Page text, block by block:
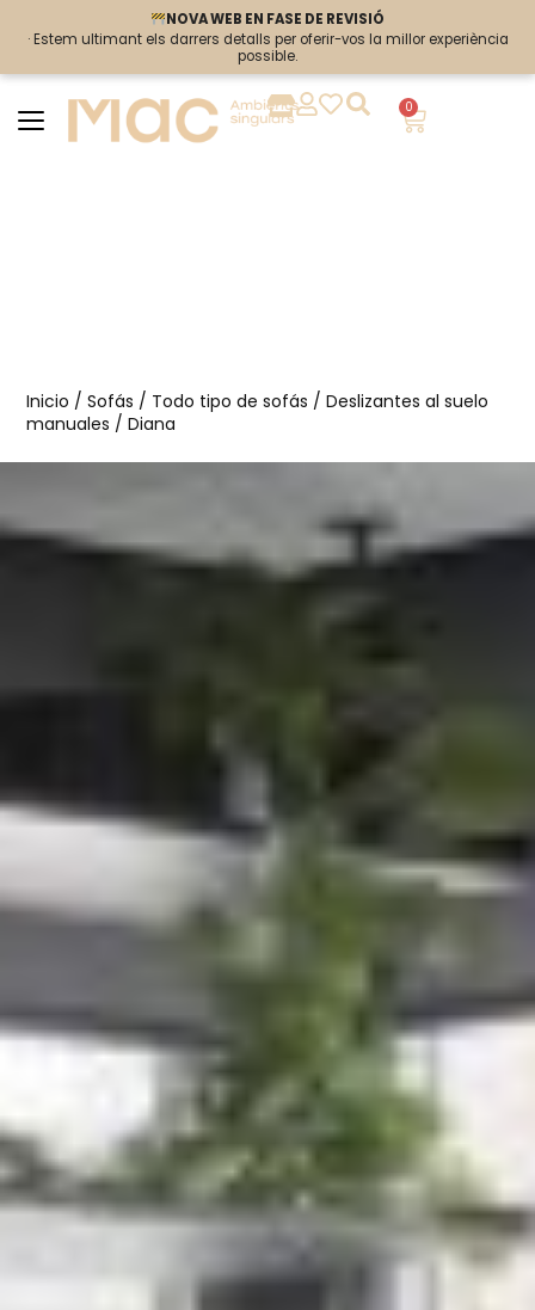
NOVA WEB EN FASE DE REVISIÓ
· Estem ultimant els darrers detalls per oferir-vos la millor experiència
possible.
NOVA WEB EN FASE DE REVISIÓ
· Estem ultimant els darrers detalls per oferir-vos la millor experiència
possible.
0
Inicio /Sofás / Todo tipo de sofás /Deslizantes al suelo
manuales / Diana